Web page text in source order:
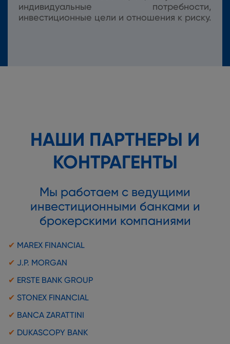
индивидуальные потребности,
инвестиционные цели и отношения к риску.
НАШИ ПАРТНЕРЫ И
КОНТРАГЕНТЫ
Мы работаем с ведущими
инвестиционными банками и
брокерскими компаниями
✔ MAREX FINANCIAL
✔ J.P. MORGAN
✔ ERSTE BANK GROUP
✔ STONEX FINANCIAL
✔ BANCA ZARATTINI
✔ DUKASCOPY BANK